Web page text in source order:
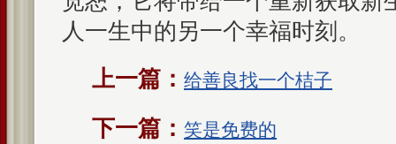
人一生中的另一个幸福时刻。
上一篇： 给善良找一个桔子
下一篇： 笑是免费的